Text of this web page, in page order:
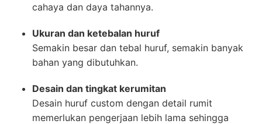
cahaya dan daya tahannya.
Ukuran dan ketebalan huruf
Semakin besar dan tebal huruf, semakin banyak
bahan yang dibutuhkan.
Desain dan tingkat kerumitan
Desain huruf custom dengan detail rumit
memerlukan pengerjaan lebih lama sehingga